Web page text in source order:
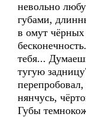
невольно
губами,
в омут чёрных
тебя...
тугую
нянчусь,
Губы